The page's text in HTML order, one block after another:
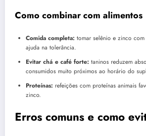
Como combinar com alimentos
Comida completa: tomar selênio e zinco
ajuda na tolerância.
Evitar chá e café forte: taninos reduzem
consumidos muito próximos ao horário do
Proteínas: refeições com proteínas animais
zinco.
Erros comuns e como